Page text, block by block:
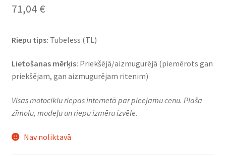
71,04 €
Riepu tips: Tubeless (TL)
Lietošanas mērķis: Priekšējā/aizmugurējā (piemērots gan
priekšējam, gan aizmugurējam ritenim)
Visas motociklu riepas internetā par pieejamu cenu. Plaša
zīmolu, modeļu un riepu izmēru izvēle.
Nav noliktavā